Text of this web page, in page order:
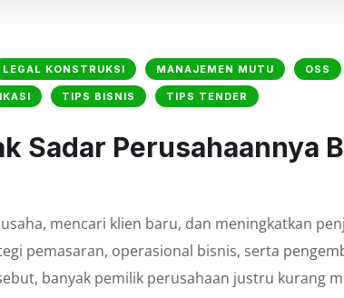
LEGAL KONSTRUKSI MANAJEMEN MUTU OSS
TIPS BISNIS TIPS TENDER
Sadar Perusahaannya
mencari klien baru, dan meningkatkan
pemasaran, operasional bisnis, serta
banyak pemilik perusahaan justru kurang